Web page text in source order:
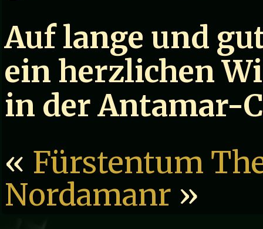
Auf lange und
ein herzlichen
in der Antamar-
« Fürstentum
Nordamanr »